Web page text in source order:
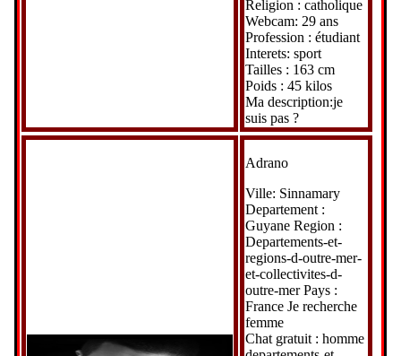
Religion : catholique
Webcam: 29 ans
Profession : étudiant
Interets: sport
Tailles : 163 cm
Poids : 45 kilos
Ma description:je
suis pas ?
Adrano
Ville: Sinnamary
Departement :
Guyane Region :
Departements-et-
regions-d-outre-mer-
et-collectivites-d-
outre-mer Pays :
France Je recherche
femme
Chat gratuit : homme